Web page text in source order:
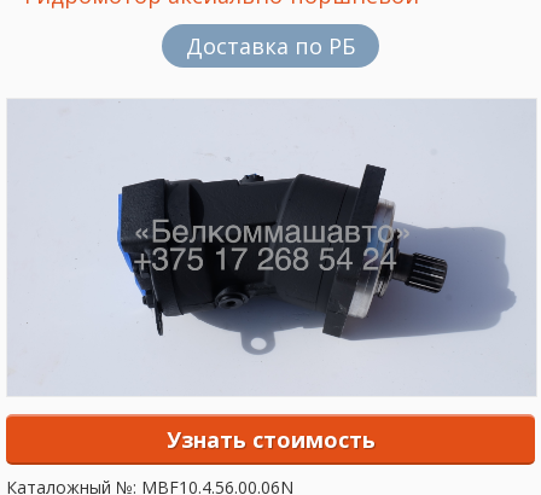
Доставка по РБ
Узнать стоимость
Каталожный №: MBF10.4.56.00.06N